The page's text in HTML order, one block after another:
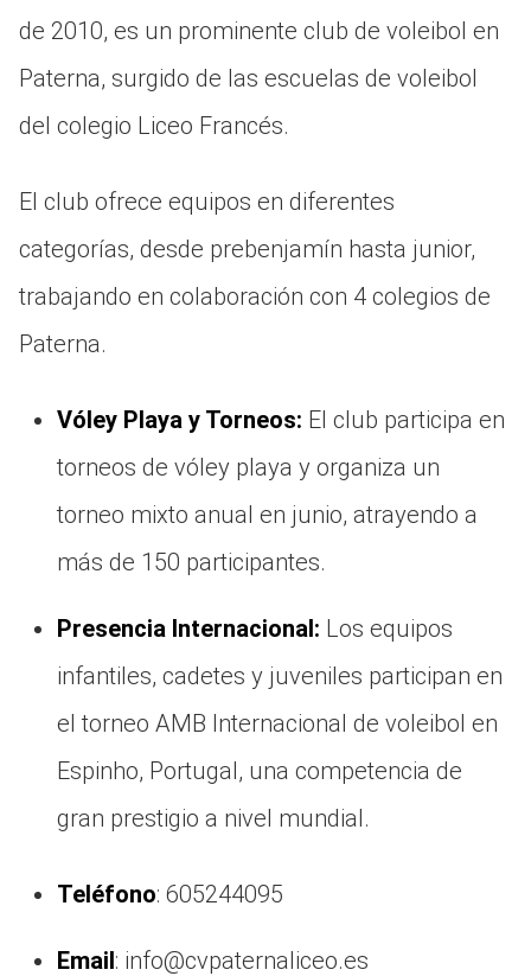
de 2010, es un prominente club de voleibol en
Paterna, surgido de las escuelas de voleibol
del colegio Liceo Francés.
El club ofrece equipos en diferentes
categorías, desde prebenjamín hasta junior,
trabajando en colaboración con 4 colegios de
Paterna.
Vóley Playa y Torneos: El club participa en
torneos de vóley playa y organiza un
torneo mixto anual en junio, atrayendo a
más de 150 participantes.
Presencia Internacional: Los equipos
infantiles, cadetes y juveniles participan en
el torneo AMB Internacional de voleibol en
Espinho, Portugal, una competencia de
gran prestigio a nivel mundial.
Teléfono: 605244095
Email: info@cvpaternaliceo.es